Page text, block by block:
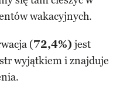
wakacyjnych.
(72,4%) jest
wyjątkiem i znajduje